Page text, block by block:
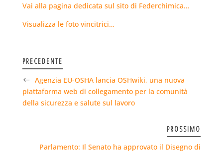
Vai alla pagina dedicata sul sito di Federchimica…
Visualizza le foto vincitrici…
PRECEDENTE
Agenzia EU-OSHA lancia OSHwiki, una nuova
piattaforma web di collegamento per la comunità
della sicurezza e salute sul lavoro
PROSSIMO
Parlamento: Il Senato ha approvato il Disegno di